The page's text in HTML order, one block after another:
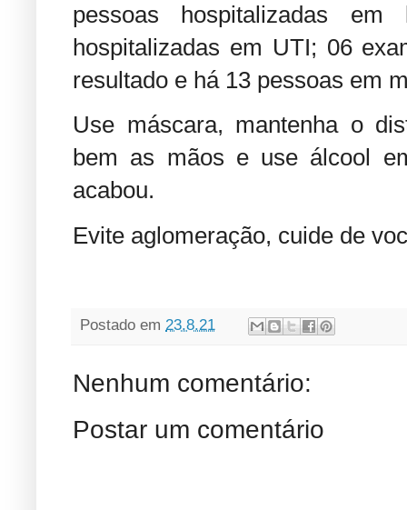
pessoas hospitalizadas
hospitalizadas em UTI; 06
resultado e há 13 pessoas em
Use máscara, mantenha o
bem as mãos e use álcool
acabou.
Evite aglomeração, cuide de
Postado em 23.8.21
Nenhum comentário:
Postar um comentário